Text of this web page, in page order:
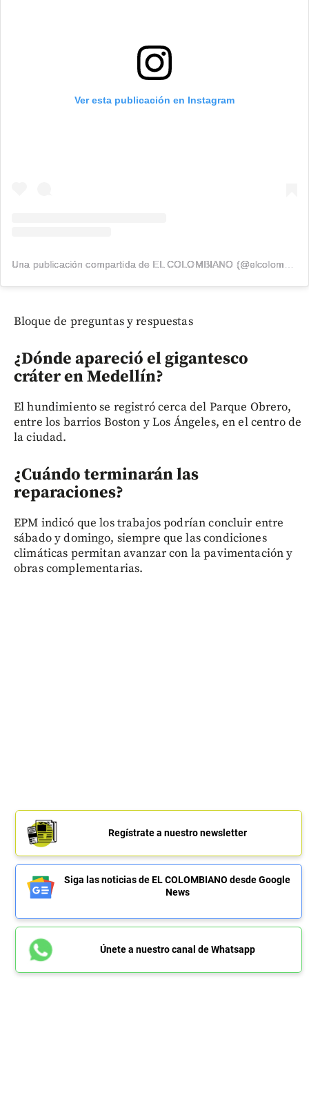
Ver esta publicación en Instagram
Bloque de preguntas y respuestas
¿Dónde apareció el gigantesco
cráter en Medellín?
El hundimiento se registró cerca del Parque Obrero,
entre los barrios Boston y Los Ángeles, en el centro de
la ciudad.
¿Cuándo terminarán las
reparaciones?
EPM indicó que los trabajos podrían concluir entre
sábado y domingo, siempre que las condiciones
climáticas permitan avanzar con la pavimentación y
obras complementarias.
Regístrate a nuestro newsletter
Siga las noticias de EL COLOMBIANO desde Google
News
Únete a nuestro canal de Whatsapp